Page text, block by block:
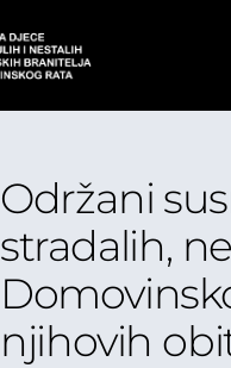
Održani
stradalih,
njihovih